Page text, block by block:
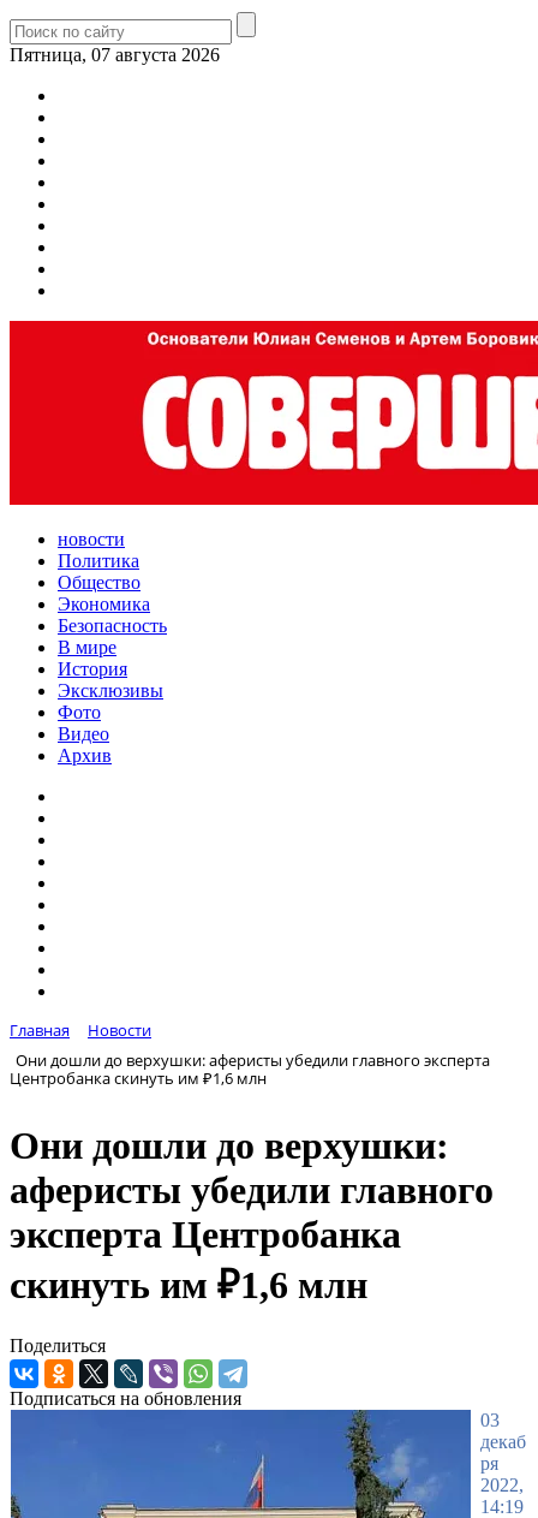
Пятница, 07 августа 2026
новости
Политика
Общество
Экономика
Безопасность
В мире
История
Эксклюзивы
Фото
Видео
Архив
Главная
Новости
Они дошли до верхушки: аферисты убедили главного эксперта
Центробанка скинуть им ₽1,6 млн
Они дошли до верхушки:
аферисты убедили главного
эксперта Центробанка
скинуть им ₽1,6 млн
Поделиться
Подписаться на обновления
03
декаб
ря
2022,
14:19